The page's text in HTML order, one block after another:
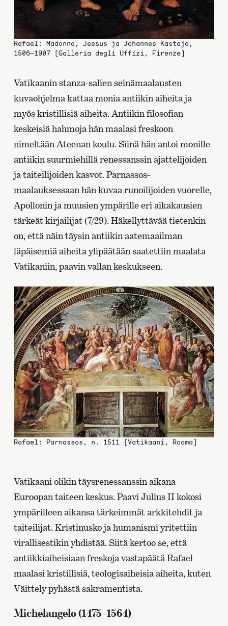
Rafael: Madonna, Jeesus ja Johannes Kastaja,
1506–1907 [Galleria degli Uffizi, Firenze]
Vatikaanin stanza-salien seinämaalausten
kuvaohjelma kattaa monia antiikin aiheita ja
myös kristillisiä aiheita. Antiikin filosofian
keskeisiä hahmoja hän maalasi freskoon
nimeltään Ateenan koulu. Siinä hän antoi monille
antiikin suurmiehillä renessanssin ajattelijoiden
ja taiteilijoiden kasvot. Parnassos-
maalauksessaan hän kuvaa runoilijoiden vuorelle,
Apollonin ja muusien ympärille eri aikakausien
tärkeät kirjailijat (7/29). Häkellyttävää tietenkin
on, että näin täysin antiikin aatemaailman
läpäisemiä aiheita ylipäätään saatettiin maalata
Vatikaniin, paavin vallan keskukseen.
Rafael: Parnassos, n. 1511 [Vatikaani, Rooma]
Vatikaani olikin täysrenessanssin aikana
Euroopan taiteen keskus. Paavi Julius II kokosi
ympärilleen aikansa tärkeimmät arkkitehdit ja
taiteilijat. Kristinusko ja humanismi yritettiin
virallisestikin yhdistää. Siitä kertoo se, että
antiikkiaiheisiaan freskoja vastapäätä Rafael
maalasi kristillisiä, teologisaiheisia aiheita, kuten
Väittely pyhästä sakramentista.
Michelangelo (1475–1564)